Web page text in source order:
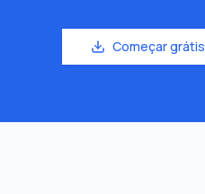
Começar grátis